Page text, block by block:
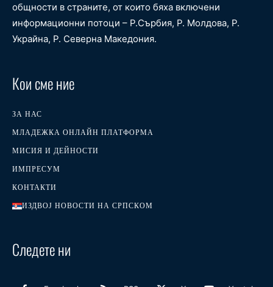
общности в страните, от които бяха включени
информационни потоци – Р.Сърбия, Р. Молдова, Р.
Украйна, Р. Северна Македония.
Кои сме ние
ЗА НАС
МЛАДЕЖКА ОНЛАЙН ПЛАТФОРМА
МИСИЯ И ДЕЙНОСТИ
ИМПРЕСУМ
КОНТАКТИ
ИЗДВОЈ НОВОСТИ НА СРПСКОМ
Следете ни